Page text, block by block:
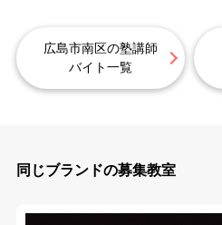
広島市南区の塾講師
バイト一覧
同じブランドの募集教室